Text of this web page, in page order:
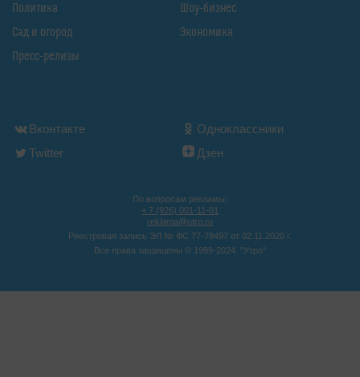
Политика
Сад и огород
Пресс-релизы
Шоу-бизнес
Экономика
Вконтакте
Одноклассники
Twitter
Дзен
По вопросам рекламы:
+ 7 (926) 001-11-01
reklama@utro.ru
Реестровая запись ЭЛ № ФС 77-79497 от 02.11.2020 г.
Все права защищены © 1999-2024. "Утро"